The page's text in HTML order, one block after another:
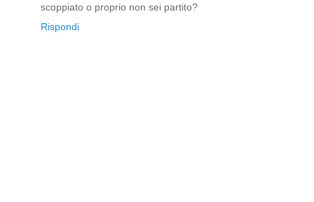
scoppiato o proprio non sei partito?
Rispondi